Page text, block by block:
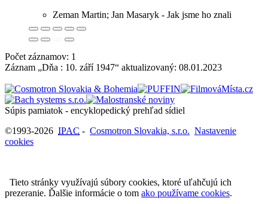
Zeman Martin; Jan Masaryk - Jak jsme ho znali
Počet záznamov: 1
Záznam „Dňa : 10. září 1947“ aktualizovaný: 08.01.2023
Súpis pamiatok - encyklopedický prehľad sídiel
©1993-2026 IPAC - Cosmotron Slovakia, s.r.o. Nastavenie
cookies
Tieto stránky využívajú súbory cookies, ktoré uľahčujú ich
prezeranie. Ďalšie informácie o tom ako používame cookies.